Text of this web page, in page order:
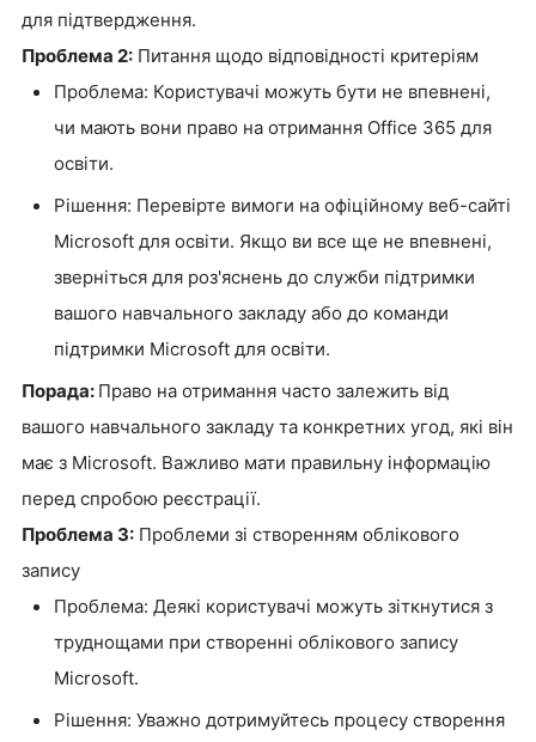
для підтвердження.
Проблема 2: Питання щодо відповідності критеріям
Проблема: Користувачі можуть бути не впевнені,
чи мають вони право на отримання Office 365 для
освіти.
Рішення: Перевірте вимоги на офіційному веб-сайті
Microsoft для освіти. Якщо ви все ще не впевнені,
зверніться для роз'яснень до служби підтримки
вашого навчального закладу або до команди
підтримки Microsoft для освіти.
Порада: Право на отримання часто залежить від
вашого навчального закладу та конкретних угод, які він
має з Microsoft. Важливо мати правильну інформацію
перед спробою реєстрації.
Проблема 3: Проблеми зі створенням облікового
запису
Проблема: Деякі користувачі можуть зіткнутися з
труднощами при створенні облікового запису
Microsoft.
Рішення: Уважно дотримуйтесь процесу створення